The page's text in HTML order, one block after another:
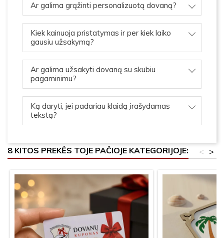
Ar galima grąžinti personalizuotą dovaną?
Kiek kainuoja pristatymas ir per kiek laiko
gausiu užsakymą?
Ar galima užsakyti dovaną su skubiu
pagaminimu?
Ką daryti, jei padariau klaidą įrašydamas
tekstą?
8 KITOS PREKĖS TOJE PAČIOJE KATEGORIJOJE: >
<